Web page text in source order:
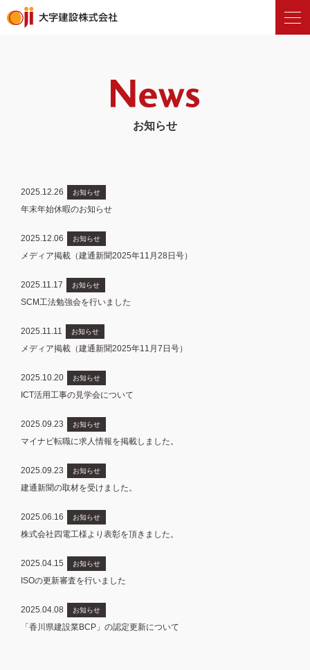
お知らせ
2025.12.26 お知らせ
年末年始休暇のお知らせ
2025.12.06 お知らせ
メディア掲載（建通新聞2025年11月28日号）
2025.11.17 お知らせ
SCM工法勉強会を行いました
2025.11.11 お知らせ
メディア掲載（建通新聞2025年11月7日号）
2025.10.20 お知らせ
ICT活用工事の見学会について
2025.09.23 お知らせ
マイナビ転職に求人情報を掲載しました。
2025.09.23 お知らせ
建通新聞の取材を受けました。
2025.06.16 お知らせ
株式会社四電工様より表彰を頂きました。
2025.04.15 お知らせ
ISOの更新審査を行いました
2025.04.08 お知らせ
「香川県建設業BCP」の認定更新について